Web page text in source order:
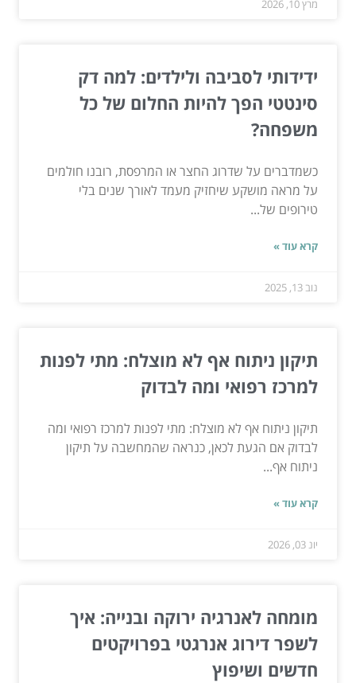
מרץ 10, 2026
ידידותי לסביבה ולילדים: למה דק
סינטטי הפך להיות החלום של כל
משפחה?
כשמדברים על שדרוג החצר או המרפסת, רובנו חולמים
על מראה מושקע שיחזיק מעמד לאורך שנים בלי
טירופים של...
קרא עוד »
נוב 13, 2025
תיקון ניתוח אף לא מוצלח: מתי לפנות
למרכז רפואי ומה לבדוק
תיקון ניתוח אף לא מוצלח: מתי לפנות למרכז רפואי ומה
לבדוק אם הגעת לכאן, כנראה שהמחשבה על תיקון
ניתוח אף...
קרא עוד »
יונ 03, 2026
מומחה לאנרגיה ירוקה ובנייה: איך
לשפר דירוג אנרגטי בפרויקטים
חדשים ושיפוץ